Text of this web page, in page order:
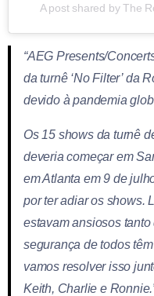
A post shared by The
“AEG Presents/
da turnê ‘No Filter’ da
devido à pandemia
Os 15 shows da turnê
deveria começar em
em Atlanta em 9 de
por ter adiar os shows.
estavam ansiosos
segurança de todos
vamos resolver isso
Keith, Charlie e